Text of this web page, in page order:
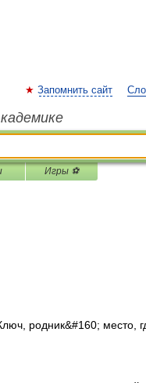
Запомнить сайт
Игры ⚽
родник&#160; место,